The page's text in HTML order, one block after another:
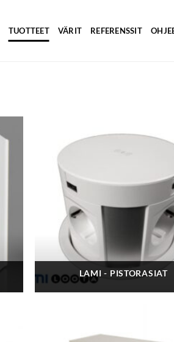
TUOTTEET VÄRIT REFERENSSIT
LAMI - PISTORASIAT